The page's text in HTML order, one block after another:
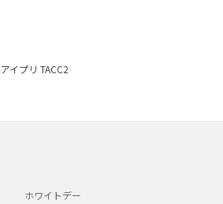
イプリ TACC2
ホワイトデー